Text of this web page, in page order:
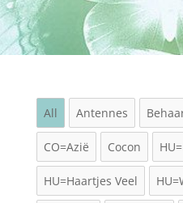
All Antennes
CO=Azië Cocon
HU=Haartjes Veel